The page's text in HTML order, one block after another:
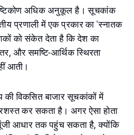
अधिक अनुकूल है। सूचकांक
प्रणाली में एक प्रकार का 'स्नातक
को संकेत देता है कि देश का
और समष्टि-आर्थिक स्थिरता
आती।
की विकसित बाजार सूचकांकों में
कर सकता है। अगर ऐसा होता
आधार तक पहुंच सकता है, क्योंकि